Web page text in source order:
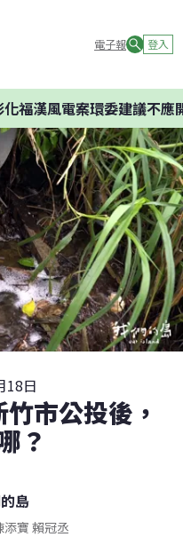
電子報 登入
委建議不應開發
18日
市公投後，
？
島
添寶 賴冠丞